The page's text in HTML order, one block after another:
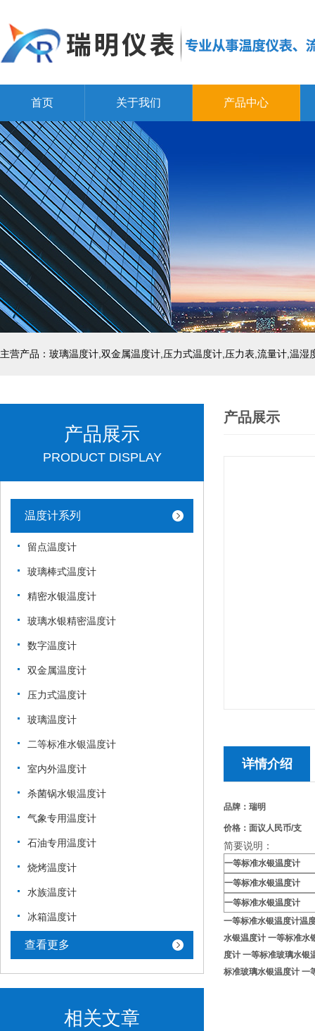
首页 关于我们 产品中心
产品展示
PRODUCT DISPLAY
温度计系列
留点温度计
玻璃棒式温度计
精密水银温度计
玻璃水银精密温度计
数字温度计
双金属温度计
压力式温度计
玻璃温度计
二等标准水银温度计
室内外温度计
杀菌锅水银温度计
气象专用温度计
石油专用温度计
烧烤温度计
水族温度计
冰箱温度计
查看更多
相关文章
产品展示
详情介绍
品牌：瑞明
价格：面议人民币/支
简要说明：
一等标准水银温度计
一等标准水银温度计
一等标准水银温度计
一等标准水银温度计温
水银温度计 一等标准水
度计 一等标准玻璃水银
标准玻璃水银温度计 一